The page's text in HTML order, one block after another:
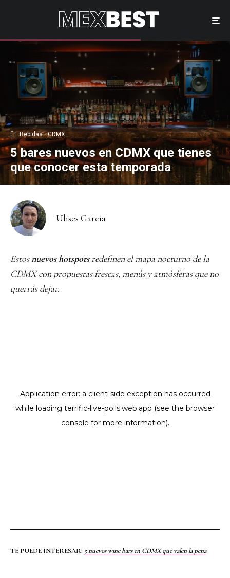
Bebidas CDMX
5 bares nuevos en CDMX que tienes
que conocer esta temporada
Ulises Garcia
Estosnuevoshotspotsredefinen el mapa nocturno de la
CDMX con propuestas frescas, menús y atmósferas que no
querrás dejar.
TE PUEDE INTERESAR: 5 nuevos wine bars en CDMX que valen la pena